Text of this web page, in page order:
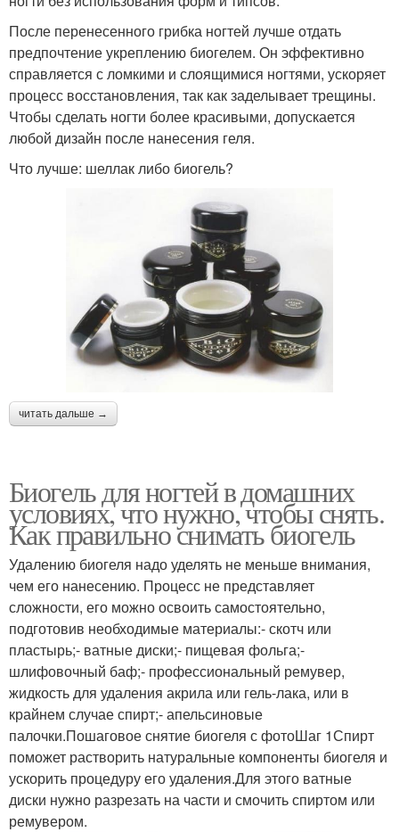
После перенесенного грибка ногтей лучше отдать
предпочтение укреплению биогелем. Он эффективно
справляется с ломкими и слоящимися ногтями, ускоряет
процесс восстановления, так как заделывает трещины.
Чтобы сделать ногти более красивыми, допускается
любой дизайн после нанесения геля.
Что лучше: шеллак либо биогель?
читать дальше →
Биогель для ногтей в домашних
условиях, что нужно, чтобы снять.
Как правильно снимать биогель
Удалению биогеля надо уделять не меньше внимания,
чем его нанесению. Процесс не представляет
сложности, его можно освоить самостоятельно,
подготовив необходимые материалы:- скотч или
пластырь;- ватные диски;- пищевая фольга;-
шлифовочный баф;- профессиональный ремувер,
жидкость для удаления акрила или гель-лака, или в
крайнем случае спирт;- апельсиновые
палочки.Пошаговое снятие биогеля с фотоШаг 1Спирт
поможет растворить натуральные компоненты биогеля и
ускорить процедуру его удаления.Для этого ватные
диски нужно разрезать на части и смочить спиртом или
ремувером.